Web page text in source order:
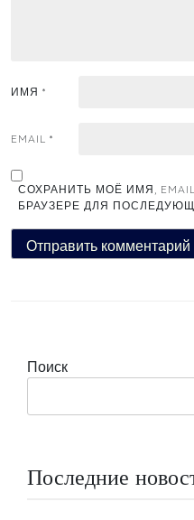
ИМЯ *
EMAIL *
СОХРАНИТЬ МОЁ ИМЯ,
БРАУЗЕРЕ ДЛЯ
Поиск
Последние